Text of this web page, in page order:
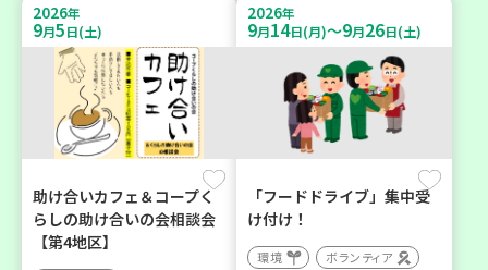
2026年
9月5日(土)
助け合いカフェ＆コープく
らしの助け合いの会相談会
【第4地区】
2026年
9月14日(月)～9月26日(土)
「フードドライブ」集中受
け付け！
環境 ボランティア